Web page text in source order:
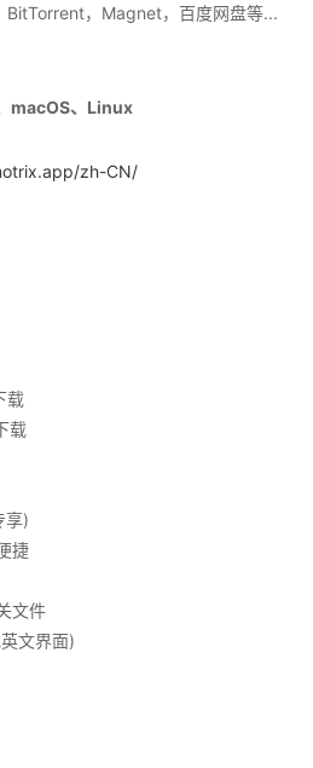
BitTorrent，Magnet，百度网盘等...
macOS、Linux
zh-CN/
载
载
享)
捷
文件
文界面)